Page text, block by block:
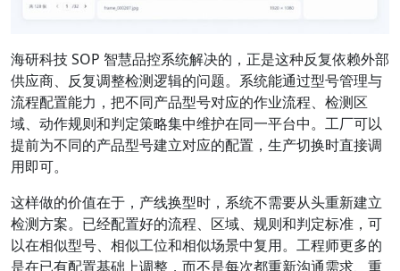
海研科技 SOP 智慧品控系统解决的，正是这种反复依赖外部
供应商、反复调整检测逻辑的问题。系统能通过型号管理与
流程配置能力，把不同产品型号对应的作业流程、检测区
域、动作规则和判定策略集中维护在同一平台中。工厂可以
提前为不同的产品型号建立对应的配置，生产切换时直接调
用即可。
这样做的价值在于，产线换型时，系统不需要从头重新建立
检测方案。已经配置好的流程、区域、规则和判定标准，可
以在相似型号、相似工位和相似场景中复用。工程师更多的
是在已有配置基础上调整，而不是每次都重新沟通需求、重